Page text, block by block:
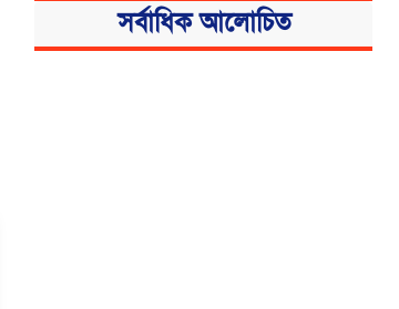
সর্বাধিক আলোচিত